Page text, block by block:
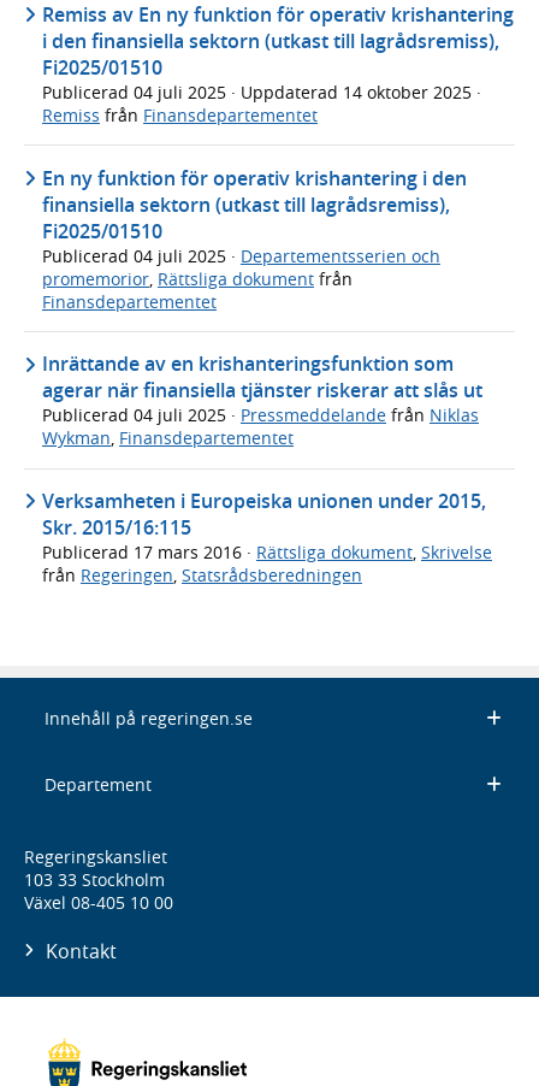
Remiss av En ny funktion för operativ krishantering
i den finansiella sektorn (utkast till lagrådsremiss),
Fi2025/01510
Publicerad 04 juli 2025 · Uppdaterad 14 oktober 2025 ·
Remiss från Finansdepartementet
En ny funktion för operativ krishantering i den
finansiella sektorn (utkast till lagrådsremiss),
Fi2025/01510
Publicerad 04 juli 2025 · Departementsserien och
promemorior Rättsliga dokument från
Finansdepartementet
Inrättande av en krishanteringsfunktion som
agerar när finansiella tjänster riskerar att slås ut
Publicerad 04 juli 2025 · Pressmeddelande från Niklas
Wykman, Finansdepartementet
Verksamheten i Europeiska unionen under 2015,
Skr. 2015/16:115
Publicerad 17 mars 2016 · Rättsliga dokument, Skrivelse
från Regeringen, Statsrådsberedningen
Innehåll på regeringen.se
Departement
Regeringskansliet
103 33 Stockholm
Växel 08-405 10 00
Kontakt